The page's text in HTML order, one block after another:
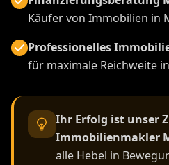
Käufer von Immobilien in
Professionelles
für maximale Reichweite
Ihr Erfolg ist unser
Immobilienmakler
alle Hebel in